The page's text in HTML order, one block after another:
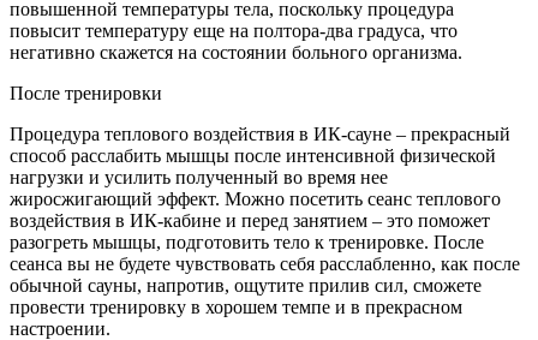
повышенной температуры тела, поскольку процедура
повысит температуру еще на полтора-два градуса, что
негативно скажется на состоянии больного организма.
После тренировки
Процедура теплового воздействия в ИК-сауне – прекрасный
способ расслабить мышцы после интенсивной физической
нагрузки и усилить полученный во время нее
жиросжигающий эффект. Можно посетить сеанс теплового
воздействия в ИК-кабине и перед занятием – это поможет
разогреть мышцы, подготовить тело к тренировке. После
сеанса вы не будете чувствовать себя расслабленно, как после
обычной сауны, напротив, ощутите прилив сил, сможете
провести тренировку в хорошем темпе и в прекрасном
настроении.